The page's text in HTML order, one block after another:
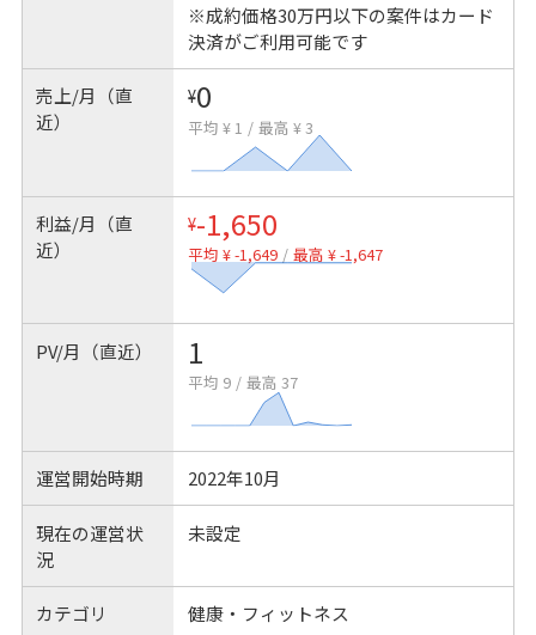
※成約価格30万円以下の案件はカード
決済がご利用可能です
売上/月（直
近）
¥0
平均 ¥ 1 / 最高 ¥ 3
利益/月（直
近）
¥-1,650
平均 ¥ -1,649 / 最高 ¥ -1,647
PV/月（直近） 1
平均 9 / 最高 37
運営開始時期 2022年10月
現在の運営状
況
未設定
カテゴリ 健康・フィットネス